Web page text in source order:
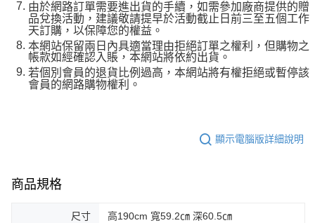
由於網路訂單需要進出貨的手續，如需參加廠商提供的贈
品兌換活動，建議敬請提早於活動截止日前三至五個工作
天訂購，以保障您的權益。
本網站保留兩日內具適當理由拒絕訂單之權利，但購物之
帳款如經確認入賬，本網站將依約出貨。
若個別會員的退貨比例過高，本網站將有權拒絕或暫停該
會員的網路購物權利。
顯示電腦版詳細說明
商品規格
尺寸 高190cm 寬59.2㎝ 深60.5㎝